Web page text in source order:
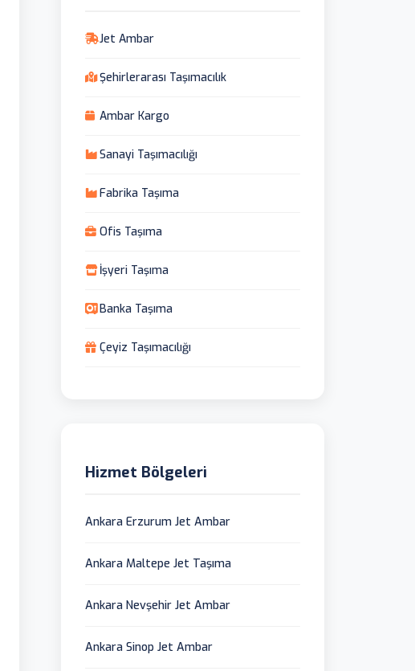
Jet Ambar
Şehirlerarası Taşımacılık
Ambar Kargo
Sanayi Taşımacılığı
Fabrika Taşıma
Ofis Taşıma
İşyeri Taşıma
Banka Taşıma
Çeyiz Taşımacılığı
Hizmet Bölgeleri
Ankara Erzurum Jet Ambar
Ankara Maltepe Jet Taşıma
Ankara Nevşehir Jet Ambar
Ankara Sinop Jet Ambar